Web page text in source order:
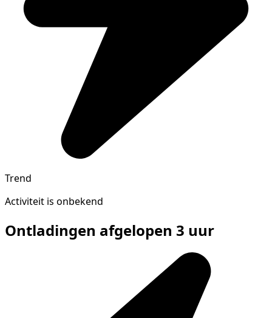
Trend
Activiteit is onbekend
Ontladingen afgelopen 3 uur